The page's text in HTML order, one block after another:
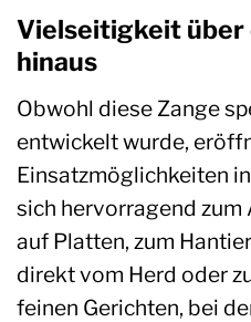
Vielseitigkeit über
hinaus
Obwohl diese Zange
entwickelt wurde,
Einsatzmöglichkeiten
sich hervorragend zum
auf Platten, zum
direkt vom Herd oder
feinen Gerichten, bei